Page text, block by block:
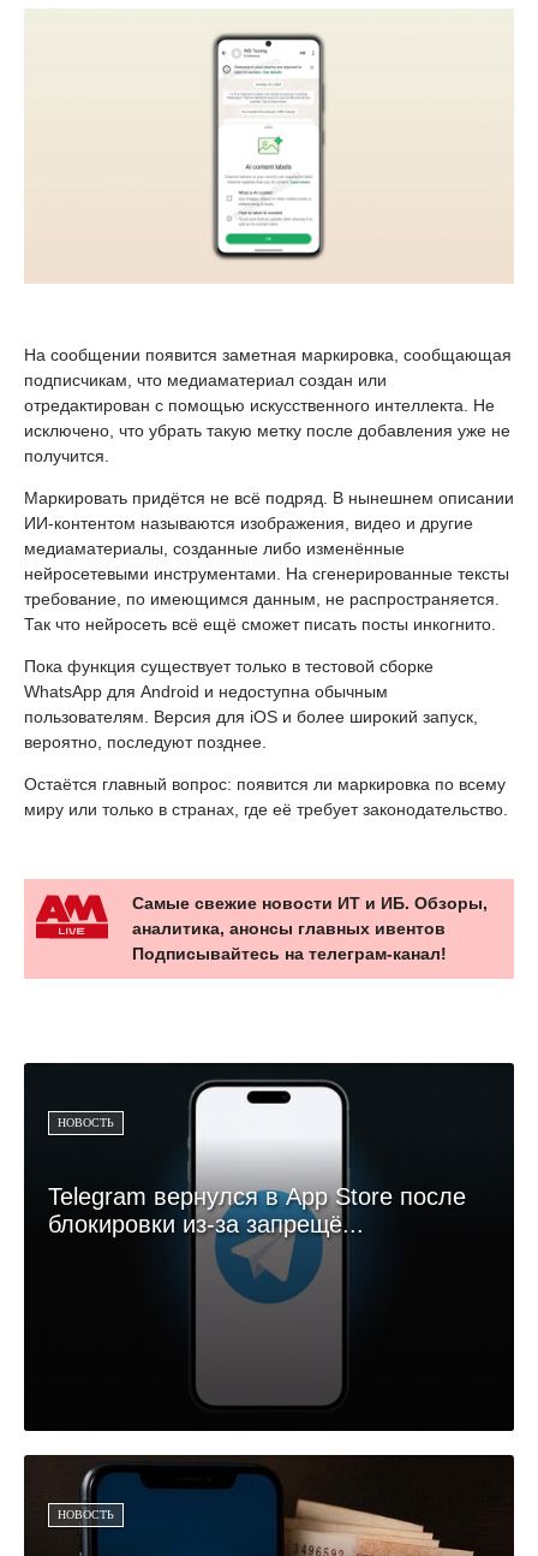
На сообщении появится заметная маркировка, сообщающая
подписчикам, что медиаматериал создан или
отредактирован с помощью искусственного интеллекта. Не
исключено, что убрать такую метку после добавления уже не
получится.
Маркировать придётся не всё подряд. В нынешнем описании
ИИ-контентом называются изображения, видео и другие
медиаматериалы, созданные либо изменённые
нейросетевыми инструментами. На сгенерированные тексты
требование, по имеющимся данным, не распространяется.
Так что нейросеть всё ещё сможет писать посты инкогнито.
Пока функция существует только в тестовой сборке
WhatsApp для Android и недоступна обычным
пользователям. Версия для iOS и более широкий запуск,
вероятно, последуют позднее.
Остаётся главный вопрос: появится ли маркировка по всему
миру или только в странах, где её требует законодательство.
Самые свежие новости ИТ и ИБ. Обзоры,
аналитика, анонсы главных ивентов
Подписывайтесь на телеграм-канал!
НОВОСТЬ
Telegram вернулся в App Store после
блокировки из-за запрещё...
НОВОСТЬ